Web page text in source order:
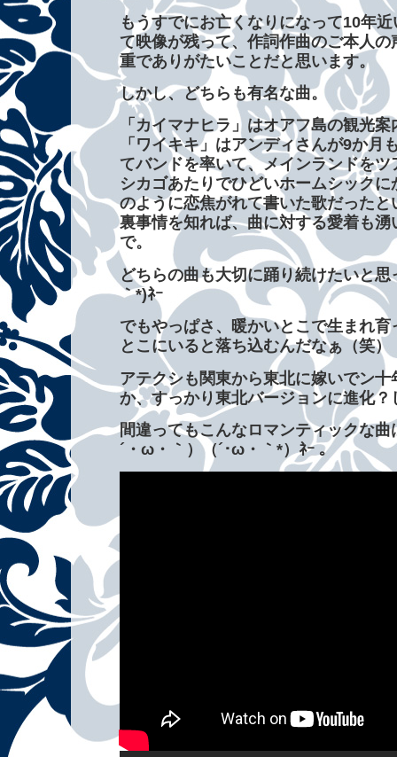
もうすでにお亡くなりになって10年
て映像が残って、作詞作曲のご本人
重でありがたいことだと思います。
しかし、どちらも有名な曲。
「カイマナヒラ」はオアフ島の観光
「ワイキキ」はアンディさんが9か月
てバンドを率いて、メインランドを
シカゴあたりでひどいホームシック
のように恋焦がれて書いた歌だった
裏事情を知れば、曲に対する愛着も
で。
どちらの曲も大切に踊り続けたいと思
｀*)ﾈｰ
でもやっぱさ、暖かいとこで生まれ
とこにいると落ち込むんだなぁ（笑）
アテクシも関東から東北に嫁いでン
か、すっかり東北バージョンに進化
間違ってもこんなロマンティックな
´・ω・｀）（´･ω・｀*）ﾈｰ 。